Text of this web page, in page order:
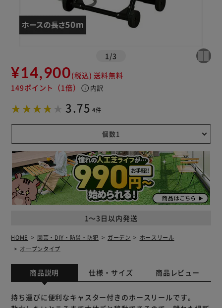
1 /3
¥14,900(税込) 送料無料
149ポイント （1倍） info 内訳
3.75 4件
1～3日以内発送
HOME 園芸・DIY・防災・防犯 ガーデン
ホースリール
オープンタイプ
商品説明 仕様・サイズ 商品レビュー
持ち運びに便利なキャスター付きのホースリールです。